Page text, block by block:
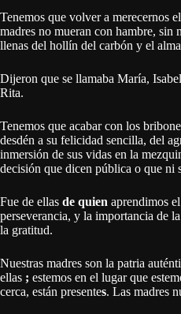
Tenemos que volver a merecernos
madres no mueran con hambre, sin
llenas del hollín del carbón y el
Dijeron que se llamaba María,
Rita.
Tenemos que acabar con los
desdén a su felicidad sencilla, del
inmersión de sus vidas en la
decisión que dicen pública o que ni
Fue de ellas de quien aprendimos
perseverancia, y la importancia de
la gratitud.
Nuestras madres son la patria
ellas ; estemos en el lugar que
cerca, están presentes. Las madres